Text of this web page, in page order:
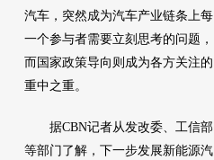
汽车 ，突然成为汽车产业链条上每
一个参与者需要立刻思考的问题，
而国家政策导向则成为各方关注的
重中之重。
据CBN记者从发改委、工信部
等部门了解，下一步发展新能源汽